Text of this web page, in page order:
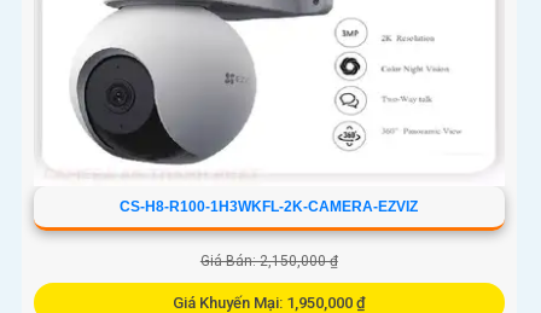
CS-H8-R100-1H3WKFL-2K-CAMERA-EZVIZ
Giá Bán: 2,150,000 ₫
Giá Khuyến Mại: 1,950,000 ₫